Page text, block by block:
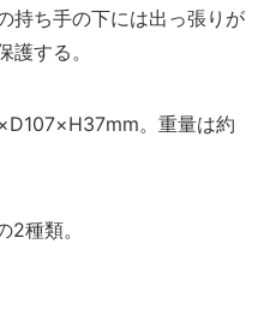
持ち手の下には出っ張りが
する。
。重量は約
種類。